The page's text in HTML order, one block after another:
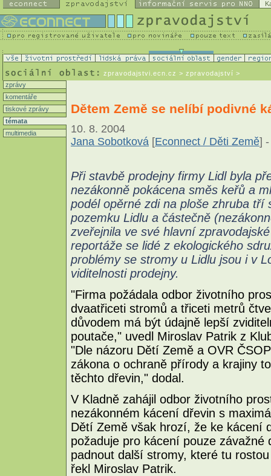
zpravodajstvi.ecn.cz > zpravodajství >
zprávy
komentáře
tiskové zprávy
témata
multimedia
Dětem Země se nelíbí podivné
10. 8. 2004
Jana Sobotková [Econnect / Děti Země] -
Při stavbě prodejny firmy Lidl byla
nezákonně pokácena směs keřů a
podél opěrné zdi na ploše zhruba
pozemku Lidlu a částečně
zveřejnila ve své hlavní
reportáže se lidé z ekologického
problémy se stromy u Lidlu jsou i v
viditelnosti prodejny.
"Firma požádala odbor životního
dvaatřiceti stromů a třiceti metrů
důvodem má být údajně lepší
poutače," uvedl Miroslav Patrik z
"Dle názoru Dětí Země a OVR
zákona o ochraně přírody a krajiny
těchto dřevin," dodal.
V Kladně zahájil odbor životního
nezákonném kácení dřevin s
Dětí Země však hrozí, že ke kácení
požaduje pro kácení pouze
padnout další stromy, které tu
řekl Miroslav Patrik.